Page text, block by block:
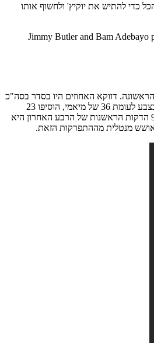
מהלכי פוסט. הכל כדי להתיש את יוקיץ' ולחשוף אותו
Jimmy Butler and Bam Adebayo
את כלל הקבוצה. הספסל של הנאגטס קלע הלילה 26 נקודות אך 20 נקודות מהן הגיעו במחצית הראשונה. דווקא האחוזים היו בסדר בסה"כ
כאשר הנאגטס מסיימים עם 39% מחוץ לקשת ו-52% מהשדה אך מתוך 75 זריקות שלקחו במשחק, 28 היו של יוקיץ'. הנאגטס ניצחו הלילה 18:5 בנקודות ממתפרצת, קלעו 50 נקודות בצבע לעומת 36 של מיאמי, הוסיפו 23
נקודות כתוצאה מאיבודים ובכל זאת הפסידו. בלט בחולשתו מייקל פורטר ג'וניור שסיים עם 5 נקודות ב-1/6 לשלוש ובלי תרומה משמעותית בשאר האספקטים. הקריסה של הנאגטס ב-9 הדקות הראשנות של הרבע האחרון היא
מנטלית מההתפרקות הזאת.